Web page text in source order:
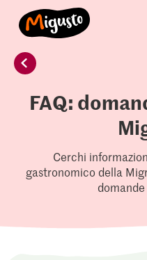
FAQ:
Cerchi
gastronomico della